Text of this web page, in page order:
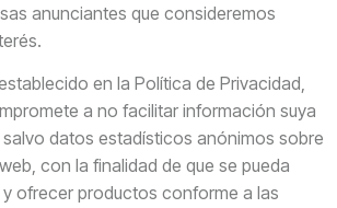
anunciantes que consideremos
en la Política de Privacidad,
a no facilitar información suya
datos estadísticos anónimos sobre
con la finalidad de que se pueda
ofrecer productos conforme a las